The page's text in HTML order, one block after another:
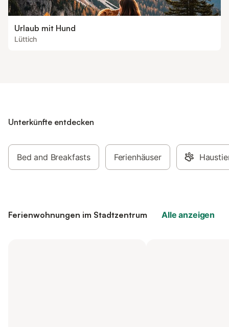
Urlaub mit Hund
Lüttich
Unterkünfte entdecken
Bed and Breakfasts Ferienhäuser
Ferienwohnungen im Stadtzentrum Alle anzeigen